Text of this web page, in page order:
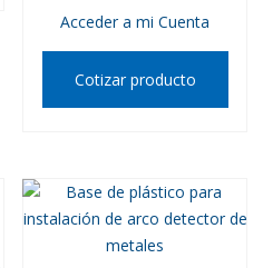
Acceder a mi Cuenta
Cotizar producto